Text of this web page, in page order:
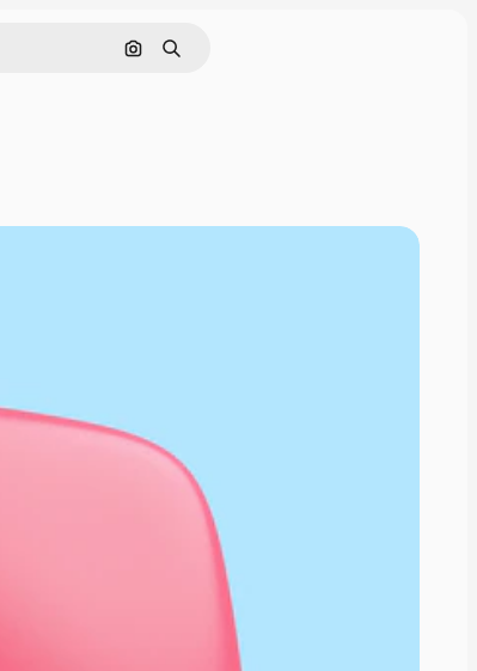
Nach Bild suchen
Suchen